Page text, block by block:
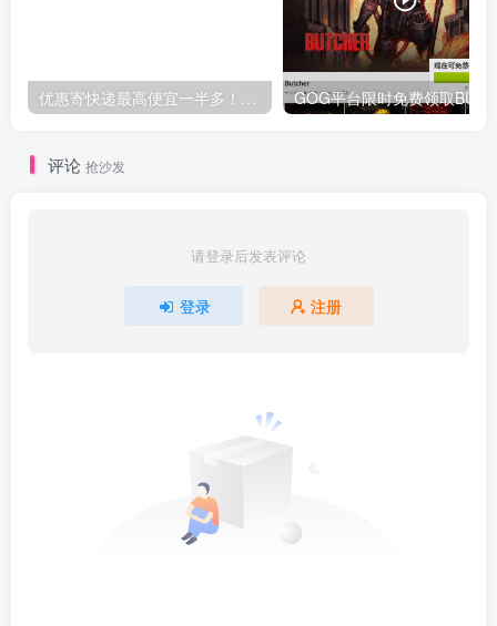
优惠寄快递最高便宜一半多！白鸽惠递
评论 抢沙发
请登录后发表评论
登录 注册